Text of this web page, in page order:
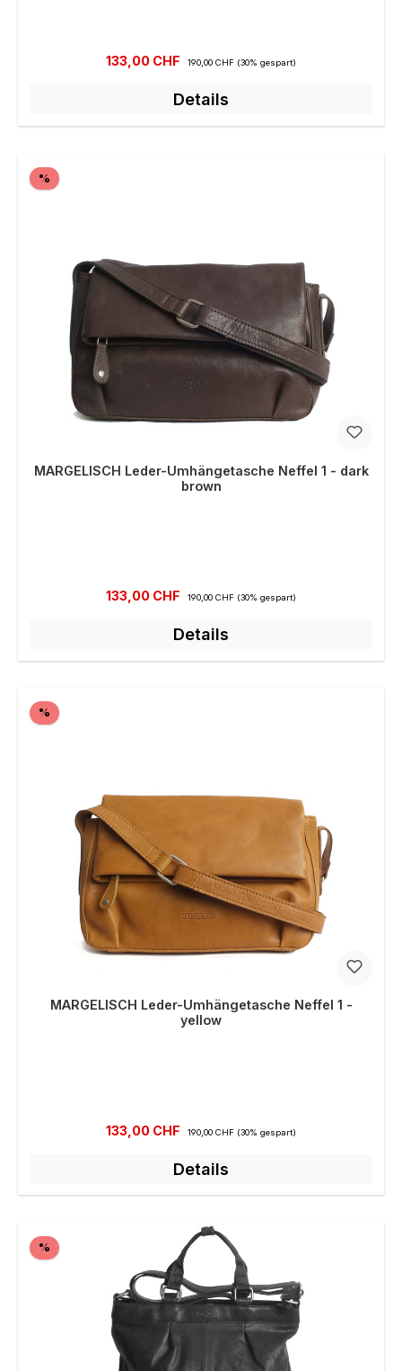
Verkaufspreis:
133,00 CHF 190,00 CHF (30% gespart)
Details
%Rabatt
MARGELISCH Leder-Umhängetasche Neffel 1 - dark
brown
Verkaufspreis:
133,00 CHF 190,00 CHF (30% gespart)
Details
%Rabatt
MARGELISCH Leder-Umhängetasche Neffel 1 -
yellow
Verkaufspreis:
133,00 CHF 190,00 CHF (30% gespart)
Details
%Rabatt